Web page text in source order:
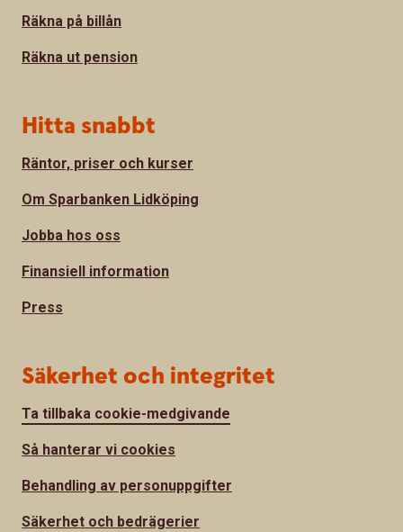
Räkna på billån
Räkna ut pension
Hitta snabbt
Räntor, priser och kurser
Om Sparbanken Lidköping
Jobba hos oss
Finansiell information
Press
Säkerhet och integritet
Ta tillbaka cookie-medgivande
Så hanterar vi cookies
Behandling av personuppgifter
Säkerhet och bedrägerier